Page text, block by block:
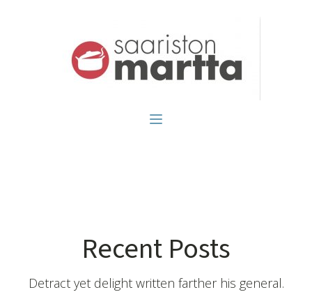
Recent Posts
Detract yet delight written farther his general.